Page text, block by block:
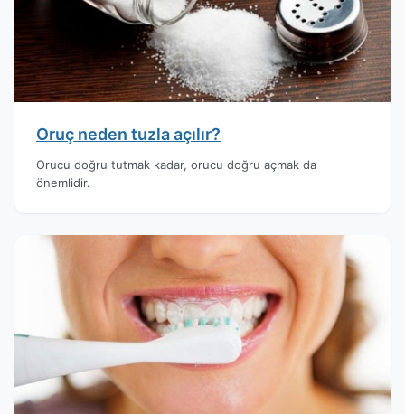
Oruç neden tuzla açılır?
Orucu doğru tutmak kadar, orucu doğru açmak da
önemlidir.